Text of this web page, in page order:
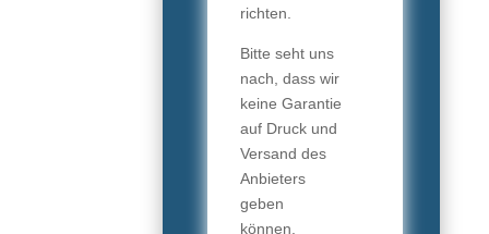
richten.
Bitte seht uns
nach, dass wir
keine Garantie
auf Druck und
Versand des
Anbieters
geben
können.